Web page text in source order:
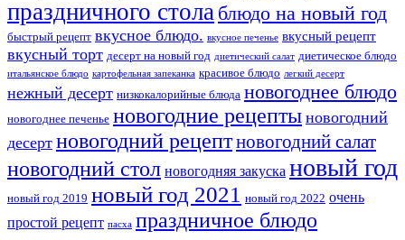
праздничного стола блюдо на новый год
быстрый рецепт вкусное блюдо. вкусное печенье вкусный рецепт
вкусный торт десерт на новый год диетический салат диетическое блюдо
итальянское блюдо картофельная запеканка красивое блюдо легкий десерт
нежный десерт низкокалорийные блюда новогоднее блюдо
новогоднее печенье новогодние рецепты новогодний
десерт новогодний рецептновогодний салат
новогодний стол новогодняя закуска новый год
новый год 2019 новый год 2021 новый год 2022 очень
простой рецепт пасха праздничное блюдо